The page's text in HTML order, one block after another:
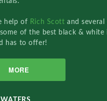
help of Rich Scottand
of the best black & white
has to offer!
MORE